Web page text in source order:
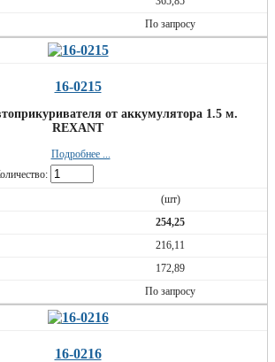
По запросу
16-0215
от аккумулятора 1.5 м.
REXANT
Подробнее ...
(шт)
254,25
216,11
172,89
По запросу
16-0216